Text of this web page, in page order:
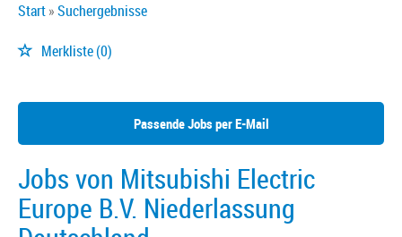
Start Suchergebnisse
Merkliste(0)
Passende Jobs per E-Mail
Jobs von Mitsubishi Electric
Europe B.V. Niederlassung